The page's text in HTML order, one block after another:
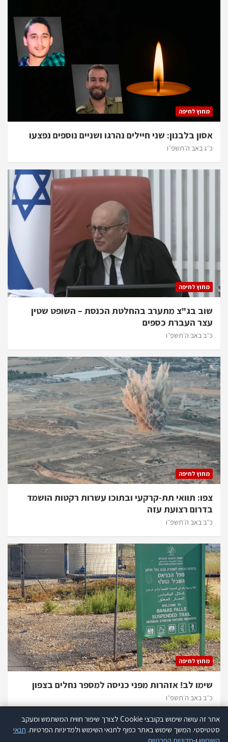
מחוץ לחיפה
אסון בלבנון: שני חיילים נהרגו ושניים נוספים נפצעו
כ״ג באב ה׳תשפ״ו
מחוץ לחיפה
שוב בג"צ מתערב בהחלטת הכנסת – השופט שטין
עצר העברת כספים
כ״ב באב ה׳תשפ״ו
מחוץ לחיפה
צפו: תוואי תת-קרקעי ובתוכו עשרות רקטות הושמד
בדרום רצועת עזה
כ״ב באב ה׳תשפ״ו
מחוץ לחיפה
שימו לב! אזהרות מפני כניסה למספר נחלים בצפון
כ״ב באב ה׳תשפ״ו
אתר זה עושה שימוש בקובצי Cookie לצורך שיפור חווית המשתמש ומעקב
סטטיסטי. המשך שימוש באתר כפוף לתנאי השימוש ולמדיניות הפרטיות. תנאי
אתר זה עושה שימוש בקוקיז לצורך שיפור חווית המשתמש ומעקב סטטיסטי.
קרא עוד